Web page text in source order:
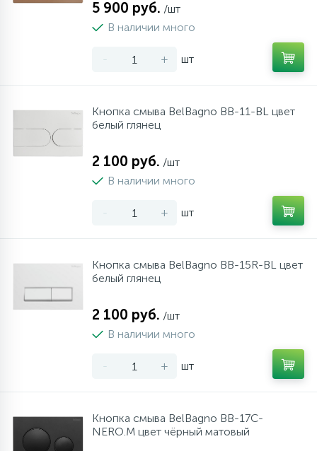
5 900 руб. /шт
В наличии много
- + шт
Кнопка смыва BelBagno BB-11-BL цвет
белый глянец
2 100 руб. /шт
В наличии много
- + шт
Кнопка смыва BelBagno BB-15R-BL цвет
белый глянец
2 100 руб. /шт
В наличии много
- + шт
Кнопка смыва BelBagno BB-17C-
NERO.M цвет чёрный матовый